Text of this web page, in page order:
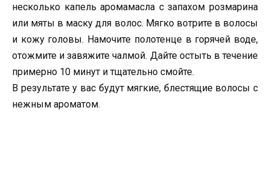
несколько капель аромамасла с запахом розмарина
или мяты в маску для волос. Мягко вотрите в волосы
и кожу головы. Намочите полотенце в горячей воде,
отожмите и завяжите чалмой. Дайте остыть в течение
примерно 10 минут и тщательно смойте.
В результате у вас будут мягкие, блестящие волосы с
нежным ароматом.